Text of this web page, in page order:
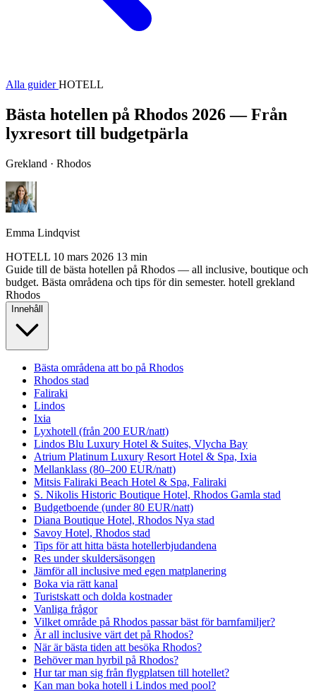
Alla guiderHOTELL
Bästa hotellen på Rhodos 2026 — Från
lyxresort till budgetpärla
Grekland · Rhodos
Emma Lindqvist
HOTELL 10 mars 2026 13 min
Guide till de bästa hotellen på Rhodos — all inclusive, boutique och
budget. Bästa områdena och tips för din semester. hotell grekland
Rhodos
Innehåll
Bästa områdena att bo på Rhodos
Rhodos stad
Faliraki
Lindos
Ixia
Lyxhotell (från 200 EUR/natt)
Lindos Blu Luxury Hotel & Suites, Vlycha Bay
Atrium Platinum Luxury Resort Hotel & Spa, Ixia
Mellanklass (80–200 EUR/natt)
Mitsis Faliraki Beach Hotel & Spa, Faliraki
S. Nikolis Historic Boutique Hotel, Rhodos Gamla stad
Budgetboende (under 80 EUR/natt)
Diana Boutique Hotel, Rhodos Nya stad
Savoy Hotel, Rhodos stad
Tips för att hitta bästa hotellerbjudandena
Res under skuldersäsongen
Jämför all inclusive med egen matplanering
Boka via rätt kanal
Turistskatt och dolda kostnader
Vanliga frågor
Vilket område på Rhodos passar bäst för barnfamiljer?
Är all inclusive värt det på Rhodos?
När är bästa tiden att besöka Rhodos?
Behöver man hyrbil på Rhodos?
Hur tar man sig från flygplatsen till hotellet?
Kan man boka hotell i Lindos med pool?